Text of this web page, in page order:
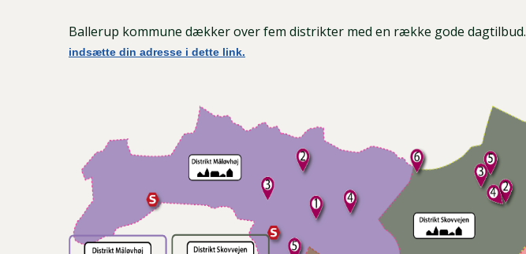
Ballerup kommune dækker over fem distrikter med en række gode dagtilbud.
indsætte din adresse i dette link.